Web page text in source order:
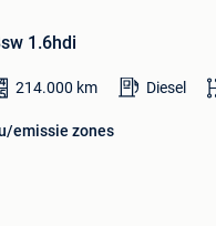
1.6hdi
214.000 km Diesel
emissie zones